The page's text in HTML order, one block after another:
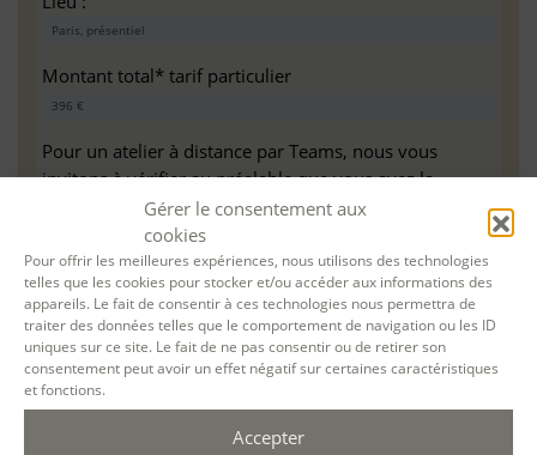
Gérer le consentement aux
cookies
Pour offrir les meilleures expériences, nous utilisons des technologies
telles que les cookies pour stocker et/ou accéder aux informations des
appareils. Le fait de consentir à ces technologies nous permettra de
traiter des données telles que le comportement de navigation ou les ID
uniques sur ce site. Le fait de ne pas consentir ou de retirer son
consentement peut avoir un effet négatif sur certaines caractéristiques
et fonctions.
Accepter
Montant total* tarif particulier
Pour un atelier à distance par Teams, nous vous
invitons à vérifier au préalable que vous avez la
configuration minimale requise pour pouvoir travailler
dans les meilleures conditions : Configuration
matérielle requise pourMicrosoft Teams | Microsoft
Learn
Accessibilité : ALEPH-ÉCRITURE est sensible à l’inclusion des
personnes en situation de handicap. Si vous avez besoin